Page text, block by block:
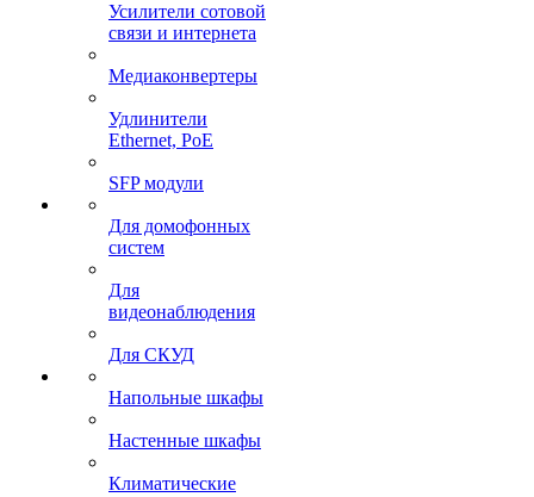
Усилители сотовой
связи и интернета
Медиаконвертеры
Удлинители
Ethernet, PoE
SFP модули
Для домофонных
систем
Для
видеонаблюдения
Для СКУД
Напольные шкафы
Настенные шкафы
Климатические